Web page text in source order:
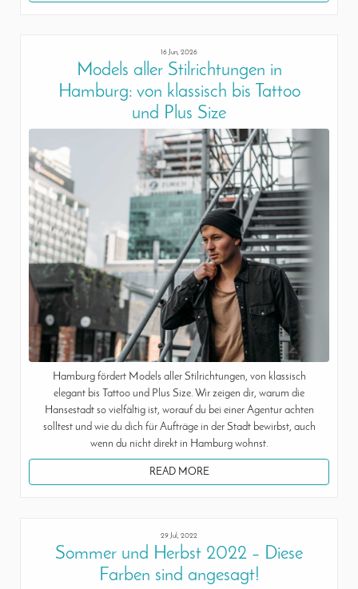
16 Jun, 2026
Models aller Stilrichtungen in
Hamburg: von klassisch bis Tattoo
und Plus Size
Hamburg fördert Models aller Stilrichtungen, von klassisch
elegant bis Tattoo und Plus Size. Wir zeigen dir, warum die
Hansestadt so vielfältig ist, worauf du bei einer Agentur achten
solltest und wie du dich für Aufträge in der Stadt bewirbst, auch
wenn du nicht direkt in Hamburg wohnst.
READ MORE
29 Jul, 2022
Sommer und Herbst 2022 – Diese
Farben sind angesagt!